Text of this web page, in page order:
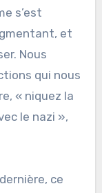
s’est
et
Nous
qui nous
« niquez la
le nazi »,
ce